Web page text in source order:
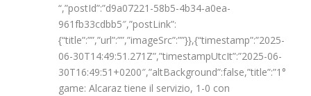
“,”postId”:”d9a07221-58b5-4b34-a0ea-
961fb33cdbb5″,”postLink”:
{“title”:””,”url”:””,”imageSrc”:””}},{“timestamp”:”2025-
06-30T14:49:51.271Z”,”timestampUtcIt”:”2025-06-
30T16:49:51+0200″,”altBackground”:false,”title”:”1°
game: Alcaraz tiene il servizio, 1-0 con